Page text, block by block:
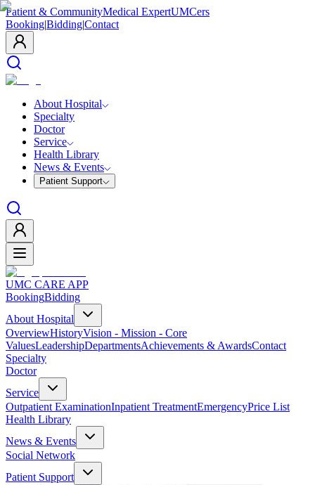
Patient & CommunityMedical ExpertUMCers
Booking|Bidding|Contact
About Hospital
Specialty
Doctor
Service
Health Library
News & Events
Patient Support
UMC CARE APP
BookingBidding
About Hospital
OverviewHistoryVision - Mission - Core
ValuesLeadershipDepartmentsAchievements & AwardsContact
Specialty
Doctor
Service
Outpatient ExaminationInpatient TreatmentEmergencyPrice List
Health Library
News & Events
Social Network
Patient Support